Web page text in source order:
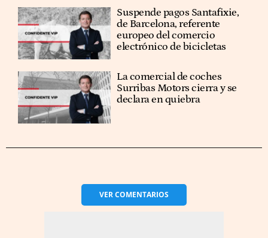
Suspende pagos Santafixie,
de Barcelona, referente
europeo del comercio
electrónico de bicicletas
La comercial de coches
Surribas Motors cierra y se
declara en quiebra
VERCOMENTARIOS